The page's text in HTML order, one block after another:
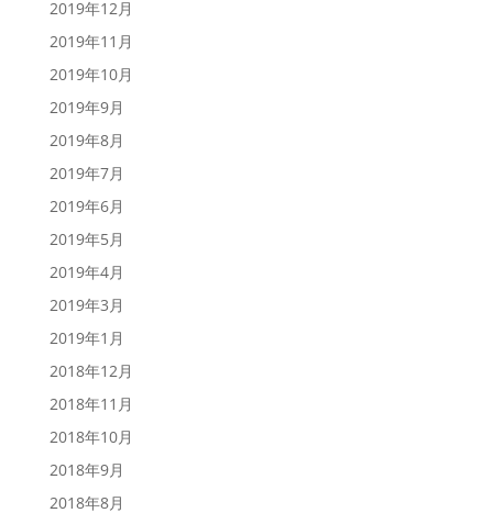
2019年12月
2019年11月
2019年10月
2019年9月
2019年8月
2019年7月
2019年6月
2019年5月
2019年4月
2019年3月
2019年1月
2018年12月
2018年11月
2018年10月
2018年9月
2018年8月